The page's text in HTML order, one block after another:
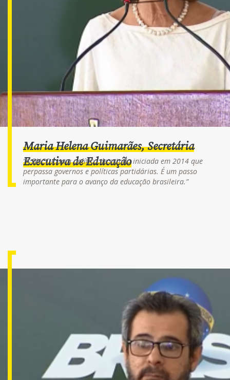
“A BNCC é uma política de estado iniciada em 2014 que
perpassa governos e políticas partidárias. É um passo
importante para o avanço da educação brasileira.”
Maria Helena Guimarães, Secretária
Executiva de Educação